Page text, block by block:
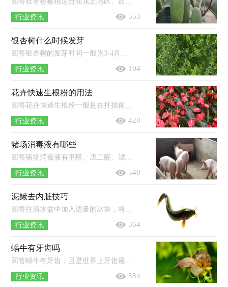
行业资讯 553
银杏树什么时候发芽
行业资讯 104
花卉快速生根粉的用法
行业资讯 420
猪场消毒液有哪些
行业资讯 540
泥鳅去内脏技巧
行业资讯 364
蜗牛有牙齿吗
回答蜗牛有牙齿，且是世界上牙齿最多的动物。蜗牛的舌头上长着无数细小而整齐的角质牙齿，最多的有135排，每排105颗，因此它们的牙齿可以...
行业资讯 584